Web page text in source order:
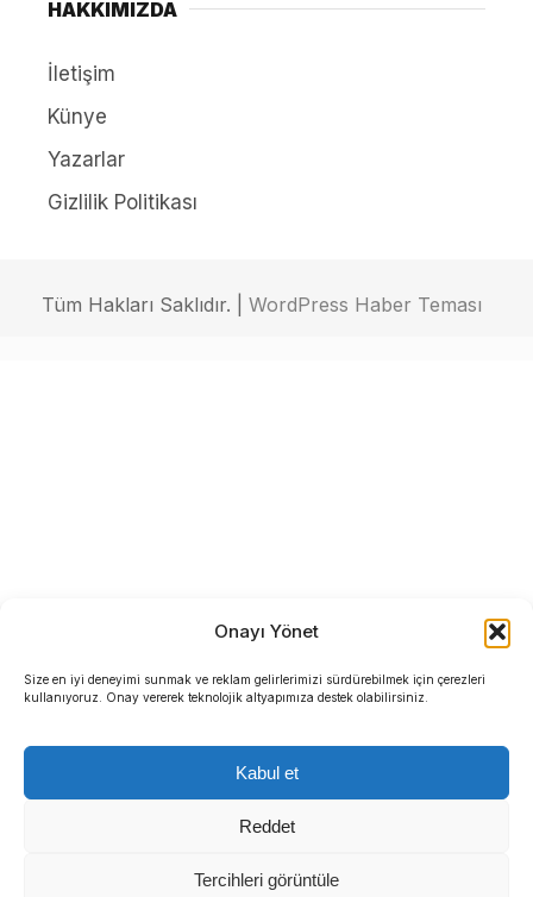
Onayı Yönet
Size en iyi deneyimi sunmak ve reklam gelirlerimizi sürdürebilmek için çerezleri
kullanıyoruz. Onay vererek teknolojik altyapımıza destek olabilirsiniz.
Kabul et
Reddet
Tercihleri görüntüle
HAKKIMIZDA
İletişim
Künye
Yazarlar
Gizlilik Politikası
Tüm Hakları Saklıdır. | WordPress Haber Teması